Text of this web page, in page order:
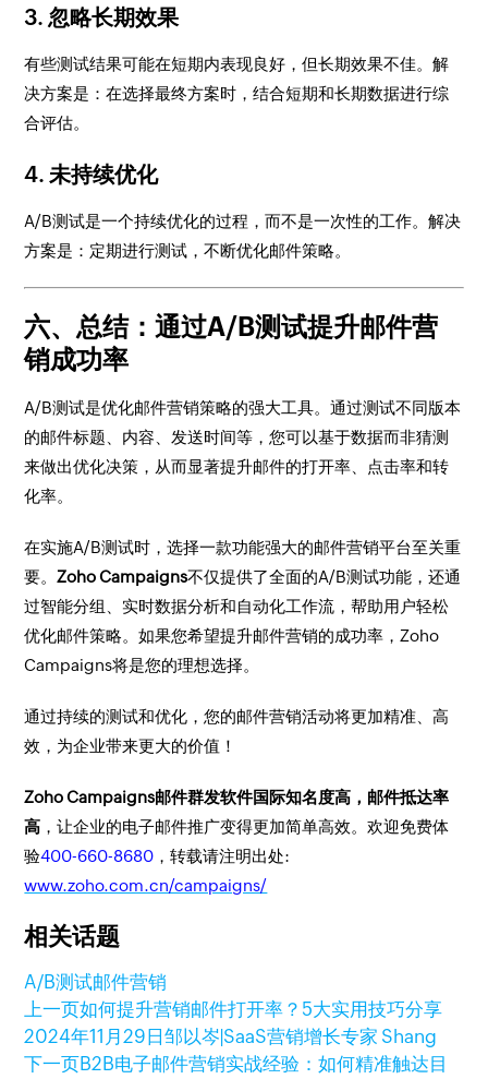
3. 忽略长期效果
有些测试结果可能在短期内表现良好，但长期效果不佳。解
决方案是：在选择最终方案时，结合短期和长期数据进行综
合评估。
4. 未持续优化
A/B测试是一个持续优化的过程，而不是一次性的工作。解决
方案是：定期进行测试，不断优化邮件策略。
六、总结：通过A/B测试提升邮件营
销成功率
A/B测试是优化邮件营销策略的强大工具。通过测试不同版本
的邮件标题、内容、发送时间等，您可以基于数据而非猜测
来做出优化决策，从而显著提升邮件的打开率、点击率和转
化率。
在实施A/B测试时，选择一款功能强大的邮件营销平台至关重
要。Zoho Campaigns不仅提供了全面的A/B测试功能，还通
过智能分组、实时数据分析和自动化工作流，帮助用户轻松
优化邮件策略。如果您希望提升邮件营销的成功率，Zoho
Campaigns将是您的理想选择。
通过持续的测试和优化，您的邮件营销活动将更加精准、高
效，为企业带来更大的价值！
Zoho Campaigns邮件群发软件国际知名度高，邮件抵达率
高 ，让企业的电子邮件推广变得更加简单高效。欢迎免费体
验400-660-8680 ，转载请注明出处:
www.zoho.com.cn/campaigns/
相关话题
A/B测试邮件营销
上一页如何提升营销邮件打开率？5大实用技巧分享
2024年11月29日邹以岑|SaaS营销增长专家 Shang
下一页B2B电子邮件营销实战经验：如何精准触达目